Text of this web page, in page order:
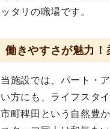
ッタリの職場です。
働きやすさが魅力
当施設では、パート・
い方にも、ライフスタ
市町稗田という自然豊